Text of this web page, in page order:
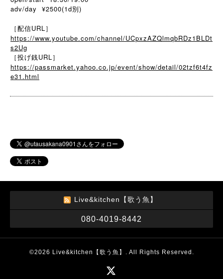
adv/day ¥2500(1d別)
［配信URL］
https://www.youtube.com/channel/UCpxzAZQlmqbRDz1BLDt
s2Ug
［投げ銭URL］
https://passmarket.yahoo.co.jp/event/show/detail/02tzf6t4fz
e31.html
Live&kitchen【歌う魚】
080-4019-8442
©2026 Live&kitchen【歌う魚】 . All Rights Reserved.